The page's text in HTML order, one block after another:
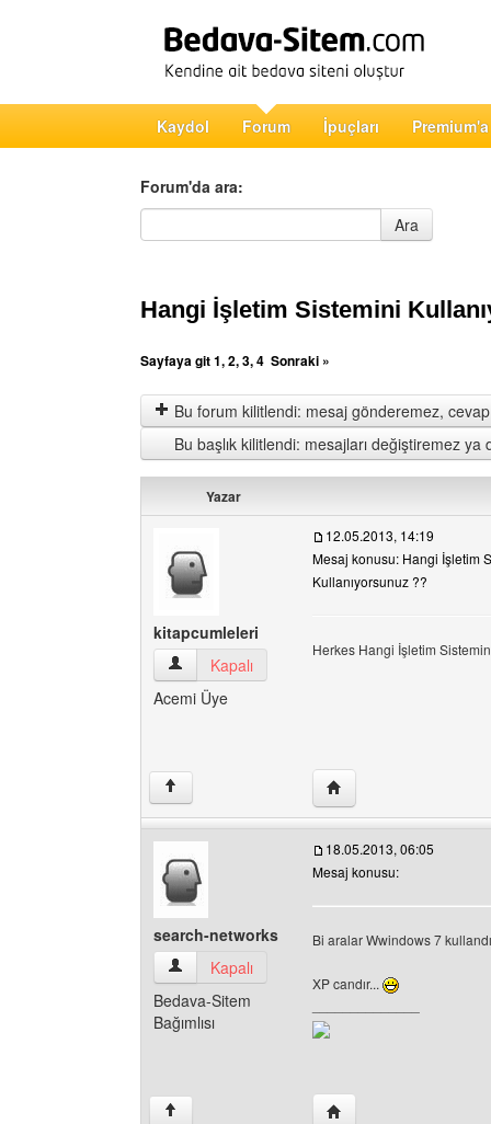
Kaydol Forum İpuçları
Forum'da ara:
Forum'da ara
Ara
Hangi İşletim Sistemini
Sayfaya git1,2,3,4 Sonraki »
Bu forum kilitlendi: mesaj gönderemez,
Bu başlık kilitlendi: mesajları değiştiremez ya
Yazar
kitapcumleleri
kitapcumleleri Kullanıcının profilini görüntüle
Kapalı
Acemi Üye
12.05.2013, 14:19
Mesaj konusu: Hangi İşletim
Kullanıyorsunuz ??
Herkes Hangi İşletim
↑ Yazarın web sitesini
search-networks
search-networks Kullanıcının profilini görüntüle
Kapalı
Bedava-Sitem
Bağımlısı
18.05.2013, 06:05
Mesaj konusu:
Bi aralar Wwindows 7
XP candır...
↑ Yazarın web sitesini